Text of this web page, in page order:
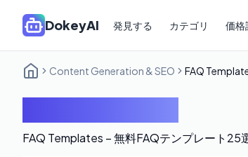
DokeyAI 発見する カテゴリ 価格
Content Generation & SEO FAQ
FAQ Templates – 無料FAQテンプレート25